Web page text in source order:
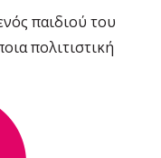
παιδιού του
πολιτιστική